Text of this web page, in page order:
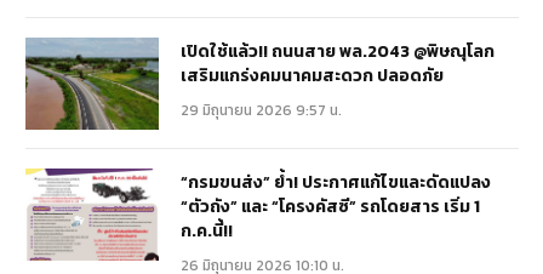
เปิดใช้แล้ว!! ถนนสาย พล.2043 @พิษณุโลก
เสริมแกร่งคมนาคมสะดวก ปลอดภัย
29 มิถุนายน 2026 9:57 น.
“กรมขนส่ง” ย้ำ! ประกาศแก้ไขและดัดแปลง
“ตัวถัง” และ “โครงคัสซี” รถโดยสาร เริ่ม 1
ก.ค.นี้!!
26 มิถุนายน 2026 10:10 น.